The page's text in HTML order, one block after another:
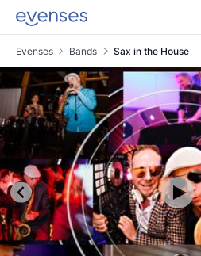
Evenses Bands Sax in the House